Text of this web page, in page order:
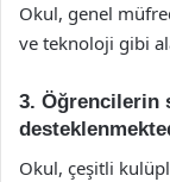
Okul, genel
ve teknoloji gibi
3. Öğrencilerin
Okul, çeşitli